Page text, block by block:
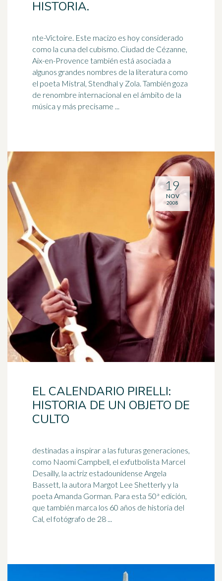
HISTORIA.
nte-Victoire. Este macizo es hoy considerado
como la cuna del cubismo. Ciudad de Cézanne,
Aix-en-Provence también está asociada a
algunos grandes nombres de la literatura como
el poeta Mistral, Stendhal y Zola. También goza
de renombre internacional en el ámbito de la
música y más precisame ...
EL CALENDARIO PIRELLI:
HISTORIA DE UN OBJETO DE
CULTO
destinadas a inspirar a las futuras generaciones,
como Naomi Campbell, el exfutbolista Marcel
Desailly, la actriz estadounidense Angela
Bassett, la autora Margot Lee Shetterly y la
poeta Amanda Gorman. Para esta 50ª edición,
que también marca los 60 años de historia del
Cal, el fotógrafo de 28 ...
19
NOV
2008